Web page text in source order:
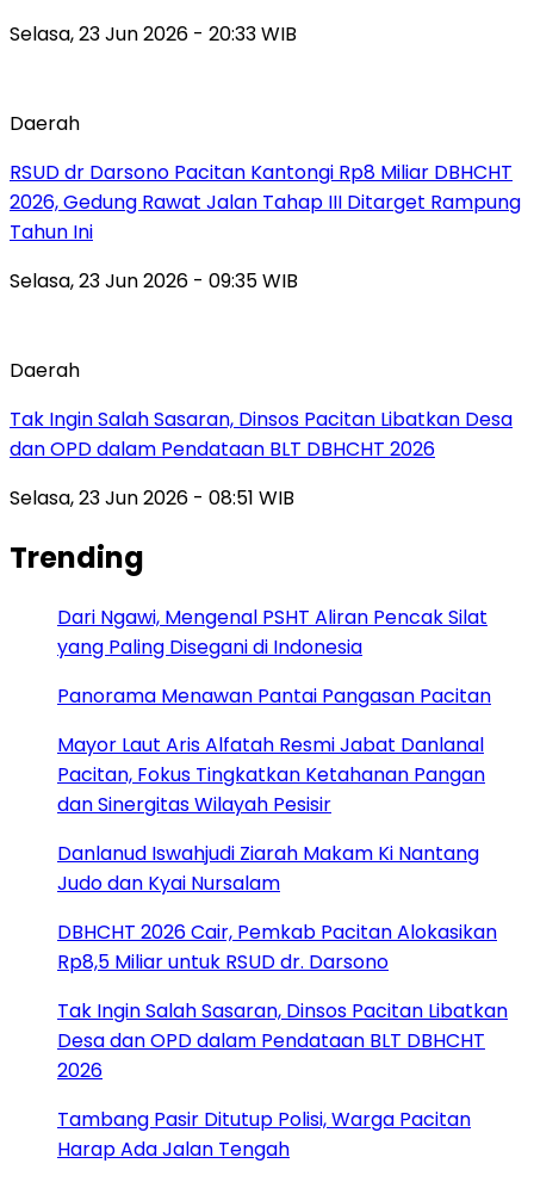
Selasa, 23 Jun 2026 - 20:33 WIB
Daerah
RSUD dr Darsono Pacitan Kantongi Rp8 Miliar DBHCHT
2026, Gedung Rawat Jalan Tahap III Ditarget Rampung
Tahun Ini
Selasa, 23 Jun 2026 - 09:35 WIB
Daerah
Tak Ingin Salah Sasaran, Dinsos Pacitan Libatkan Desa
dan OPD dalam Pendataan BLT DBHCHT 2026
Selasa, 23 Jun 2026 - 08:51 WIB
Trending
Dari Ngawi, Mengenal PSHT Aliran Pencak Silat
yang Paling Disegani di Indonesia
Panorama Menawan Pantai Pangasan Pacitan
Mayor Laut Aris Alfatah Resmi Jabat Danlanal
Pacitan, Fokus Tingkatkan Ketahanan Pangan
dan Sinergitas Wilayah Pesisir
Danlanud Iswahjudi Ziarah Makam Ki Nantang
Judo dan Kyai Nursalam
DBHCHT 2026 Cair, Pemkab Pacitan Alokasikan
Rp8,5 Miliar untuk RSUD dr. Darsono
Tak Ingin Salah Sasaran, Dinsos Pacitan Libatkan
Desa dan OPD dalam Pendataan BLT DBHCHT
2026
Tambang Pasir Ditutup Polisi, Warga Pacitan
Harap Ada Jalan Tengah